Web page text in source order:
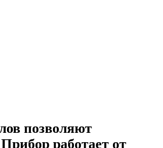
позволяют
работает от